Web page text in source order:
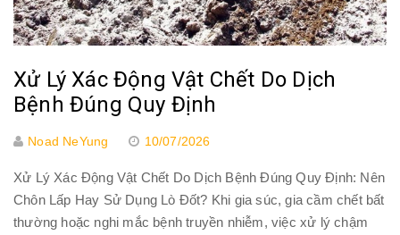
Xử Lý Xác Động Vật Chết Do Dịch
Bệnh Đúng Quy Định
Noad NeYung 10/07/2026
Xử Lý Xác Động Vật Chết Do Dịch Bệnh Đúng Quy Định: Nên
Chôn Lấp Hay Sử Dụng Lò Đốt? Khi gia súc, gia cầm chết bất
thường hoặc nghi mắc bệnh truyền nhiễm, việc xử lý chậm